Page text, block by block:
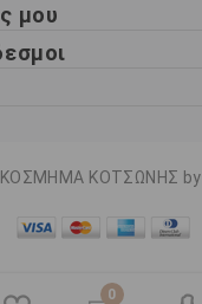
0
μου
ΚΟΣΜΗΜΑ ΚΟΤΣΩΝΗΣ by